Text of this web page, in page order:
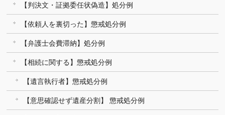
【判決文・証拠委任状偽造】処分例
【依頼人を裏切った】懲戒処分例
【弁護士会費滞納】処分例
【相続に関する】懲戒処分例
【遺言執行者】懲戒処分例
【意思確認せず遺産分割】 懲戒処分例